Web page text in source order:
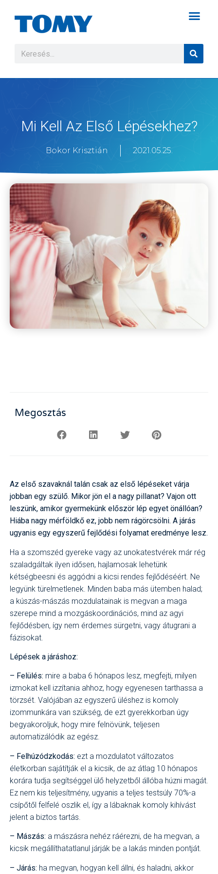
Mi Kell Az Első Lépésekhez?
Bokor Krisztián 2021.05.25.
Megosztás
Az első szavaknál talán csak az első lépéseket várja
jobban egy szülő. Mikor jön el a nagy pillanat? Vajon ott
leszünk, amikor gyermekünk először lép egyet önállóan?
Hiába nagy mérföldkő ez, jobb nem rágörcsölni. A járás
ugyanis egy egyszerű fejlődési folyamat eredménye lesz.
Ha a szomszéd gyereke vagy az unokatestvérek már rég
szaladgáltak ilyen idősen, hajlamosak lehetünk
kétségbeesni és aggódni a kicsi rendes fejlődéséért. Ne
legyünk türelmetlenek. Minden baba más ütemben halad;
a kúszás-mászás mozdulatainak is megvan a maga
szerepe mind a mozgáskoordinációs, mind az agyi
fejlődésben, így nem érdemes sürgetni, vagy átugrani a
fázisokat.
Lépések a járáshoz:
– Felülés: mire a baba 6 hónapos lesz, megfejti, milyen
izmokat kell izzítania ahhoz, hogy egyenesen tarthassa a
törzsét. Valójában az egyszerű üléshez is komoly
izommunkára van szükség, de ezt gyerekkorban úgy
begyakoroljuk, hogy mire felnövünk, teljesen
automatizálódik az egész.
– Felhúzódzkodás: ezt a mozdulatot változatos
életkorban sajátítják el a kicsik, de az átlag 10 hónapos
korára tudja segítséggel ülő helyzetből állóba húzni magát.
Ez nem kis teljesítmény, ugyanis a teljes testsúly 70%-a
csípőtől felfelé oszlik el, így a lábaknak komoly kihívást
jelent a biztos tartás.
– Mászás: a mászásra nehéz ráérezni, de ha megvan, a
kicsik megállíthatatlanul járják be a lakás minden pontját.
– Járás: ha megvan, hogyan kell állni, és haladni, akkor